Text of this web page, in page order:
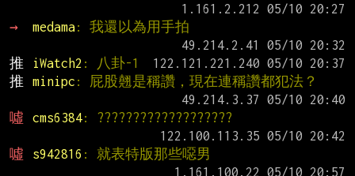
→
medama: 我還以為用手拍
推
iWatch2 : 八卦-1
推
minipc : 屁股翹是稱讚，現在連稱讚都犯法？
噓
cms6384: ???????????????????
噓
s942816 : 就表特版那些噁男